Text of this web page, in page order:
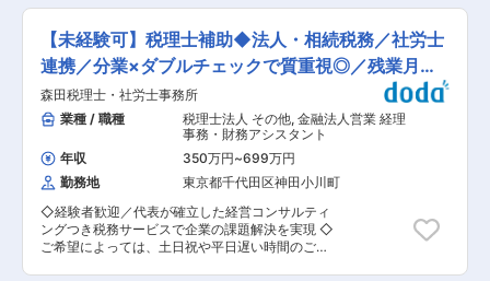
加え、製造から販売まで一貫して対応が可能で
す。安定した営業提案力で、業界内で高い顧客満
足度、パートナーシップを築いています。コロナ
禍では、マスクやPCR検査キットなどを輸入／販
売を行い、現在では、建築用副資材で幅広く需要
があるため業績は安定。様々な海外メーカーと直
接取り引きをしており価格と品質管理において優
位性を誇っています。また、新規事業として熱中
症対策用食品ゼリー「現場の相棒塩ビタミンゼリ
ー」を製造メーカーの許認可のもと、公式サイト
運営及び公式ストアの販売業務を受注し、事業の
拡大も図っております。社員同士も仲良く温かい
社風で、景気に左右されず腰を据えて働けます。
長を支援する制度も整っており、経理として今後
成長していきたいという方には非常にマッチした
ポジションです。 ■業務詳細： 〜単体決算（月
次/四半期）〜 ・仕訳入力、試算表作成、計算書
類作成、税務申告書作成 ・会計士監査対
応 ・経理システム運用 等 〜会計財務業
務〜 ・伝票入力、チェック ・出納（支払、入
出金管理、残高管理） ・資金調達・運用・金
融機関対応 〜連結決算業務（グループ全体）〜
・連結財務諸表作成 ・税務申告 ・開示資
料作成 等 ■就業環境について： 本社での就業
になり常駐はありません。残業時間は平均17Ｈ程
とワークライフバランスを保って就業可能。 ■求
人の魅力： ★充実の研修と資格取得制度で成長で
きる環境 業務知識の取得はOJTがメインですが、
Webセミナーや社外セミナー等のOFF-JTにより
【未経験可】税理士補助◆法人・相続税務／社労士
連携／分業×ダブルチェックで質重視◎／残業月
20h未満
森田税理士・社労士事務所
業種 / 職種
税理士法人 その他, 金融法人営業 経理
事務・財務アシスタント
年収
350万円~699万円
勤務地
東京都千代田区神田小川町
◇経験者歓迎／代表が確立した経営コンサルティ
ングつき税務サービスで企業の課題解決を実現 ◇
ご希望によっては、土日祝や平日遅い時間のご面